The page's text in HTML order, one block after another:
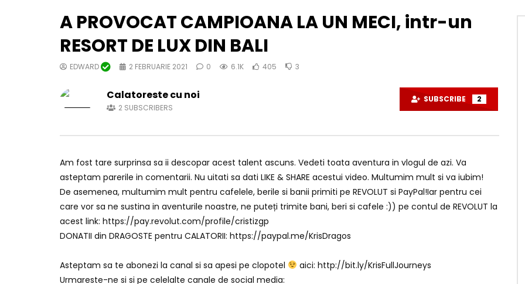
A PROVOCAT CAMPIOANA LA UN MECI, intr-un
RESORT DE LUX DIN BALI
EDWARD 2 FEBRUARIE 2021 0 6.1K 405 3
Calatoreste cu noi
2 SUBSCRIBERS
SUBSCRIBE 2
Am fost tare surprinsa sa ii descopar acest talent ascuns. Vedeti toata aventura in vlogul de azi. Va
asteptam parerile in comentarii. Nu uitati sa dati LIKE & SHARE acestui video. Multumim mult si va iubim!
De asemenea, multumim mult pentru cafelele, berile si banii primiti pe REVOLUT si PayPal!Iar pentru cei
care vor sa ne sustina in aventurile noastre, ne puteți trimite bani, beri si cafele :)) pe contul de REVOLUT la
acest link: https://pay.revolut.com/profile/cristizgp
DONATII din DRAGOSTE pentru CALATORII: https://paypal.me/KrisDragos
Asteptam sa te abonezi la canal si sa apesi pe clopotel
aici: http://bit.ly/KrisFullJourneys
Urmareste-ne si si pe celelalte canale de social media: